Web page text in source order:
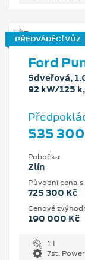
PŘEDVÁDĚCÍ VŮZ
Ford
5dveřová,
92 kW/125
535
Pobočka
Zlín
Původní cena s
725 300 Kč
Cenové
190 000 Kč
1 l
7st.